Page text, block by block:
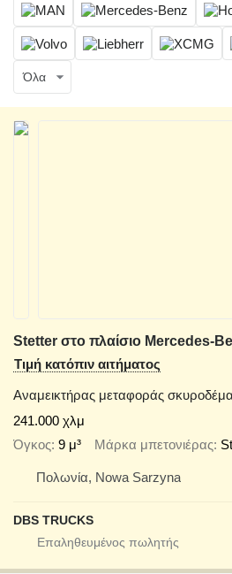
Όλα
Stetter στο πλαίσιο Mercedes-
Τιμή κατόπιν αιτήματος
Αναμεικτήρας μεταφοράς
241.000 χλμ
Όγκος 9 μ³ Μάρκα μπετονιέρας
Πολωνία, Nowa Sarzyna
DBS TRUCKS